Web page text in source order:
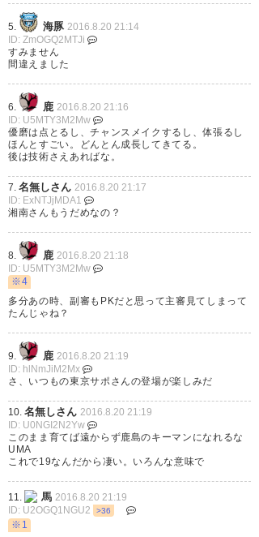
最後はムウ兄さん、ニコニコし
てたよ！ 安心してくださいー‼︎
#antlers
https://t.co/y7gRV8QLXi
— とのちず (tonochizu)
月 20
関連記事：
鹿島アントラーズ金崎夢生が途中交代に不満爆発？石井
監督に詰め寄りスタッフに制止される
https://blog.domesoccer.jp/archives/60057586.html
ヒーローインタビュー！
#antlers
https://t.co/gbAiDw6aKA
— 3u7pax2 (pokax2_sun)
2016, 8月 20
5. 海豚 2016.8.20 21:14
ID: ZmOGQ2MTJi
すみません
間違えました
6. 鹿 2016.8.20 21:16
ID: U5MTY3M2Mw
優磨は点とるし、チャンスメイクするし、体張るし
ほんとすごい。どんとん成長してきてる。
後は技術さえあればな。
7. 名無しさん 2016.8.20 21:17
ID: ExNTJjMDA1
湘南さんもうだめなの？
8. 鹿 2016.8.20 21:18
ID: U5MTY3M2Mw
※4
多分あの時、副審もPKだと思って主審見てしまって
たんじゃね？
9. 鹿 2016.8.20 21:19
ID: hlNmJiM2Mx
さ、いつもの東京サポさんの登場が楽しみだ
10. 名無しさん 2016.8.20 21:19
ID: U0NGI2N2Yw
このまま育てば遠からず鹿島のキーマンになれるな
UMA
これで19なんだから凄い。いろんな意味で
11. 馬 2016.8.20 21:19
ID: U2OGQ1NGU2
>36
※1